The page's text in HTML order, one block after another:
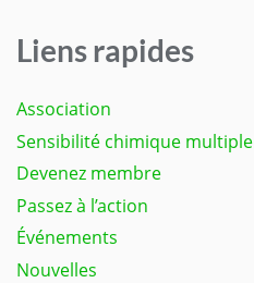
Liens rapides
Association
Sensibilité chimique multiple
Devenez membre
Passez à l’action
Événements
Nouvelles